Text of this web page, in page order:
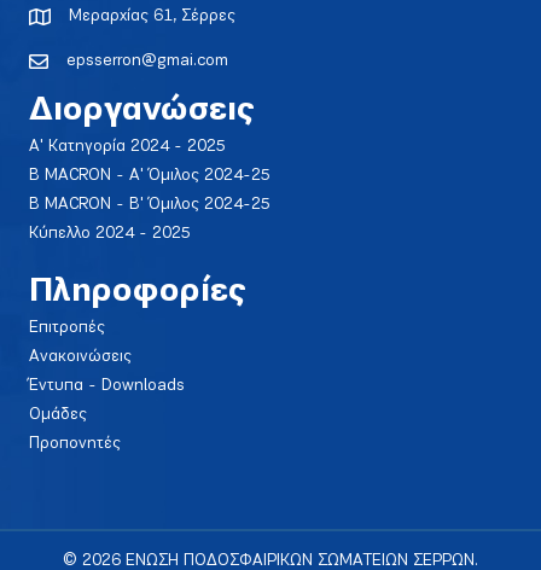
Μεραρχίας 61, Σέρρες
epsserron@gmai.com
Διοργανώσεις
Α' Κατηγορία 2024 - 2025
Β MACRON - Α' Όμιλος 2024-25
Β MACRON - Β' Όμιλος 2024-25
Κύπελλο 2024 - 2025
Πληροφορίες
Επιτροπές
Ανακοινώσεις
Έντυπα - Downloads
Ομάδες
Προπονητές
© 2026 ΕΝΩΣΗ ΠΟΔΟΣΦΑΙΡΙΚΩΝ ΣΩΜΑΤΕΙΩΝ ΣΕΡΡΩΝ.